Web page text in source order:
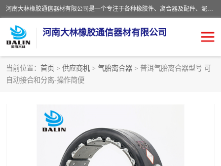
河南大林橡胶通信器材有限公司是一个专注于各种橡胶件、离合器及配件、泥浆泵及配件等产品设计制造和加工的企业。产品应用于矿山、冶金、石油、钢铁、化工、水泥、船舶、造纸、通用机械等各种大功率机械传动或制动装置。
河南大林橡胶通信器材有限公司
当前位置： 首页 > 供应商机 > 气胎离合器 > 普洱气胎离合器型号 可
自动接合和分离-操作简便
推盘离合器
VC离合器
PO隔膜离合器 气胎离合器
泥浆泵空气包胶囊 气动元件